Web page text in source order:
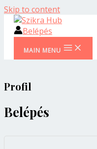
Skip to content
Belépés
MAIN MENU
Profil
Belépés